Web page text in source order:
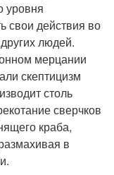
уровня
свои действия во
людей.
мерцании
скептицизм
столь
сверчков
краба,
в